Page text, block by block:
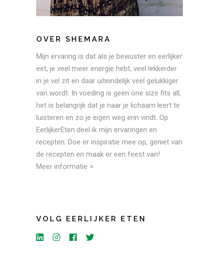
OVER SHEMARA
Mijn ervaring is dat als je bewuster en eerlijker
eet, je veel meer energie hebt, veel lekkerder
in je vel zit en daar uiteindelijk veel gelukkiger
van wordt. In voeding is geen one size fits all,
het is belangrijk dat je naar je lichaam leert te
luisteren en zo je eigen weg erin vindt. Op
EerlijkerEten deel ik mijn ervaringen en
recepten. Doe er inspiratie mee op, geniet van
de recepten en maak er een feest van!
Meer informatie >
VOLG EERLIJKER ETEN